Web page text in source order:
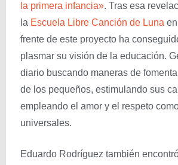
la primera infancia». Tras esa
la Escuela Libre Canción de Luna
frente de este proyecto ha
plasmar su visión de la educación.
diario buscando maneras de
de los pequeños, estimulando sus
empleando el amor y el respeto
universales.
Eduardo Rodríguez también